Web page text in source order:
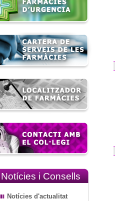
Notícies i Consells
Notícies d'actualitat